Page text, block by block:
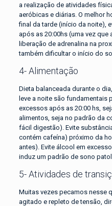
a realização de atividades
aeróbicas e diárias. O melhor
final da tarde (início da noite),
após as 20:00hs (uma vez
liberação de adrenalina na
também dificultar o início do
4- Alimentação
Dieta balanceada durante o
leve a noite são fundamentais
excessos após as 20:00 hs,
alimentos, seja no padrão da
fácil digestão). Evite
contém cafeína) próximo da
antes). Evite álcool em
induz um padrão de sono
5- Atividades de
Muitas vezes pecamos nesse
agitado e repleto de tensão,